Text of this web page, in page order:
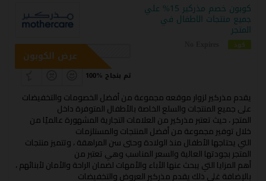
كوبون خصم مذركير 15% علي
جميع منتجات الاطفال في
المتجر
كود
عرض الكوبون
100% تم بنجاح
يقدم مذركير لزوار موقعه مجموعة من أفضل الخصومات والتخفيضات
على جميع المنتجات والسلع الخاصة بالأطفال المتوفرة داخل
المتجر ، حيث تعتبر مذركير من العلامات التجارية المشهورة عالميًا من
خلال توفير مجموعة من أفضل المنتجات والمستلزمات
التي يحتاجها الأطفال منذ الولادة وحتى سن المراهقة ، وتتميز منتجات
المتجر بجودتها العالية والسعر المناسب وهي تعتبر من
أهم المزايا التي يبحث عنها الأباء والأمهات لضمان الراحة والأمان لأبنائهم ،
بالإضافة غلى ذلك يقدم مذركير العروض والتخفيضات